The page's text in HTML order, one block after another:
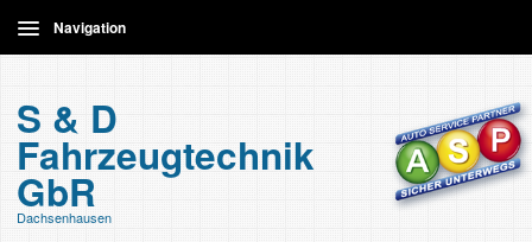
Navigation
Leistungen
Kontakt
S & D
Fahrzeugtechnik
GbR
Dachsenhausen